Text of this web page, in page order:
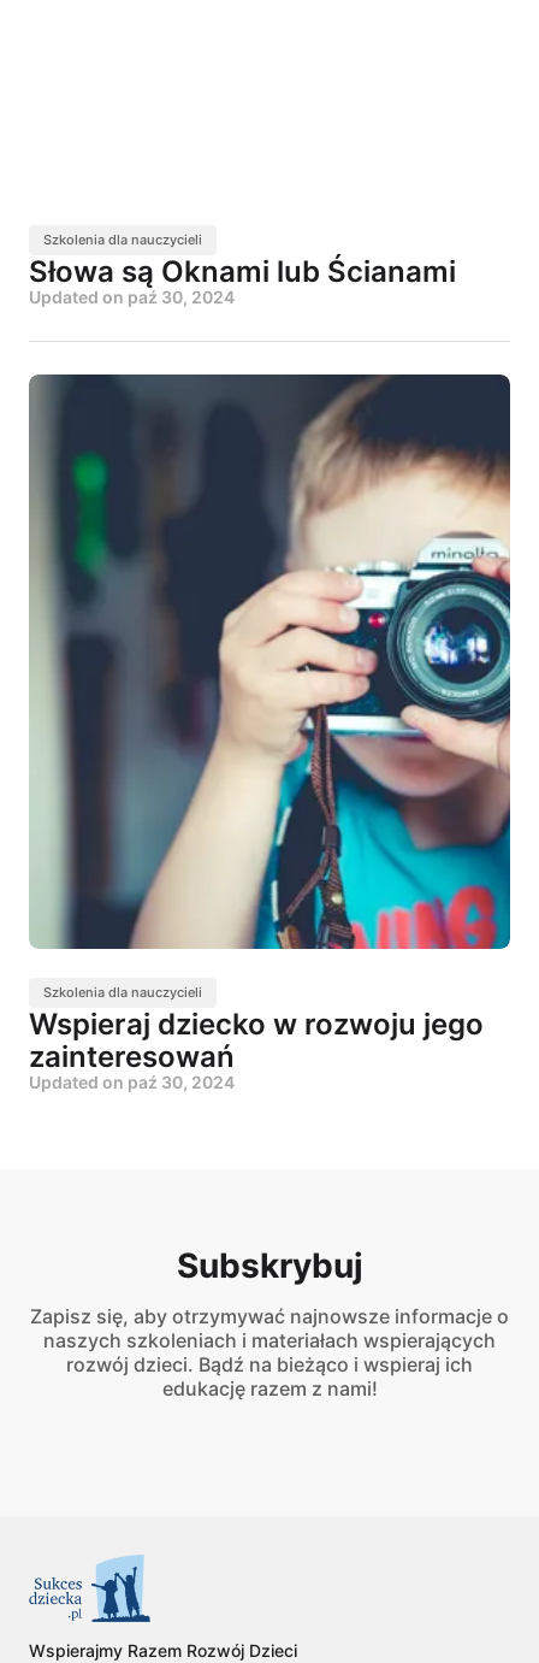
Szkolenia dla nauczycieli
Słowa są Oknami lub Ścianami
Updated on paź 30, 2024
Szkolenia dla nauczycieli
Wspieraj dziecko w rozwoju jego
zainteresowań
Updated on paź 30, 2024
Subskrybuj
Zapisz się, aby otrzymywać najnowsze informacje o
naszych szkoleniach i materiałach wspierających
rozwój dzieci. Bądź na bieżąco i wspieraj ich
edukację razem z nami!
Wspierajmy Razem Rozwój Dzieci